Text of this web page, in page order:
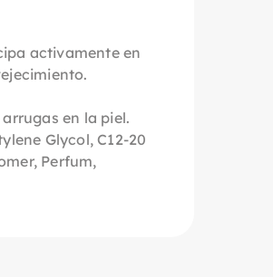
activamente en
en la piel.
Glycol, C12-20
Perfum,